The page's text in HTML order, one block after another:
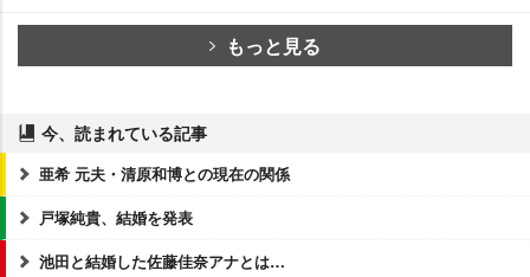
もっと見る
今、読まれている記事
亜希 元夫・清原和博との現在の関係
戸塚純貴、結婚を発表
池田と結婚した佐藤佳奈アナとは…